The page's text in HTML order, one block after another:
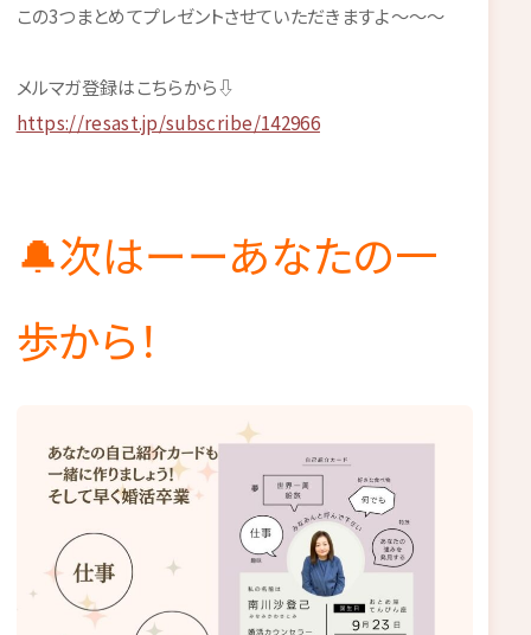
この3つまとめてプレゼントさせていただきますよ～～～
メルマガ登録はこちらから⇩
https://resast.jp/subscribe/142966
🔔次はーーあなたの一
歩から！